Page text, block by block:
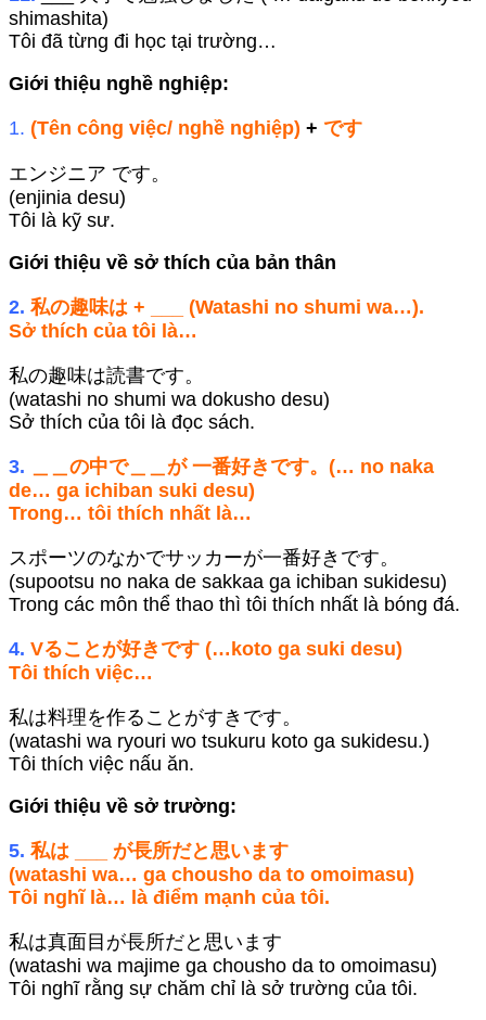
shimashita)
Tôi đã từng đi học tại trường…
Giới thiệu nghề nghiệp:
1. (Tên công việc/ nghề nghiệp) + です
エンジニア です。
(enjinia desu)
Tôi là kỹ sư.
Giới thiệu về sở thích của bản thân
2. 私の趣味は + ___ (Watashi no shumi wa…).
Sở thích của tôi là…
私の趣味は読書です。
(watashi no shumi wa dokusho desu)
Sở thích của tôi là đọc sách.
3.
＿＿の中で＿＿が 一番好きです。(… no naka
de… ga ichiban suki desu)
Trong… tôi thích nhất là…
スポーツのなかでサッカーが一番好きです。
(supootsu no naka de sakkaa ga ichiban sukidesu)
Trong các môn thể thao thì tôi thích nhất là bóng đá.
4. Vることが好きです (…koto ga suki desu)
Tôi thích việc…
私は料理を作ることがすきです。
(watashi wa ryouri wo tsukuru koto ga sukidesu.)
Tôi thích việc nấu ăn.
Giới thiệu về sở trường:
5. 私は ___ が長所だと思います
(watashi wa… ga chousho da to omoimasu)
Tôi nghĩ là… là điểm mạnh của tôi.
私は真面目が長所だと思います
(watashi wa majime ga chousho da to omoimasu)
Tôi nghĩ rằng sự chăm chỉ là sở trường của tôi.